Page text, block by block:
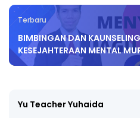
Terbaru
BIMBINGAN DAN
KESEJAHTERAAN MENTAL
Yu Teacher Yuhaida